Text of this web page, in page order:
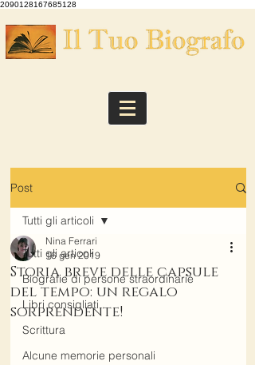
2090128167685128
Post
Tutti gli articoli
Biografie di persone straordinarie
Libri consigliati
Scrittura
Alcune memorie personali
Tutti gli articoli
Storia breve delle capsule
del tempo: un regalo
sorprendente!
Nina Ferrari
16 gen 2019